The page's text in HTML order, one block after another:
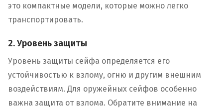
это компактные модели, которые можно легко
транспортировать.
2. Уровень защиты
Уровень защиты сейфа определяется его
устойчивостью к взлому, огню и другим внешним
воздействиям. Для оружейных сейфов особенно
важна защита от взлома. Обратите внимание на